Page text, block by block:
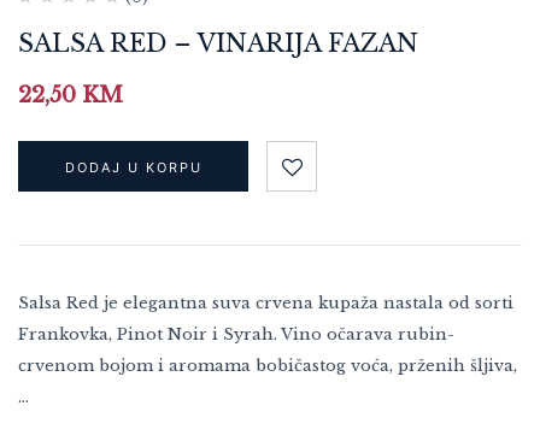
SALSA RED – VINARIJA FAZAN
22,50 KM
DODAJ U KORPU
Salsa Red je elegantna suva crvena kupaža nastala od sorti
Frankovka, Pinot Noir i Syrah. Vino očarava rubin-
crvenom bojom i aromama bobičastog voća, prženih šljiva,
…